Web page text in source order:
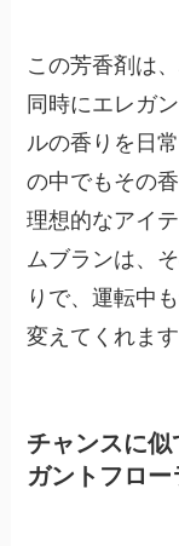
この芳香剤は
同時にエレガ
ルの香りを日
の中でもその
理想的なアイ
ムブランは、
りで、運転中
変えてくれます
チャンスに
ガントフロー